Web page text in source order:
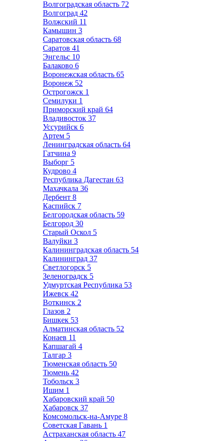
Волгоградская область 72
Волгоград 42
Волжский 11
Камышин 3
Саратовская область 68
Саратов 41
Энгельс 10
Балаково 6
Воронежская область 65
Воронеж 52
Острогожск 1
Семилуки 1
Приморский край 64
Владивосток 37
Уссурийск 6
Артем 5
Ленинградская область 64
Гатчина 9
Выборг 5
Кудрово 4
Республика Дагестан 63
Махачкала 36
Дербент 8
Каспийск 7
Белгородская область 59
Белгород 30
Старый Оскол 5
Валуйки 3
Калининградская область 54
Калининград 37
Светлогорск 5
Зеленоградск 5
Удмуртская Республика 53
Ижевск 42
Воткинск 2
Глазов 2
Бишкек 53
Алматинская область 52
Конаев 11
Капшагай 4
Талгар 3
Тюменская область 50
Тюмень 42
Тобольск 3
Ишим 1
Хабаровский край 50
Хабаровск 37
Комсомольск-на-Амуре 8
Советская Гавань 1
Астраханская область 47